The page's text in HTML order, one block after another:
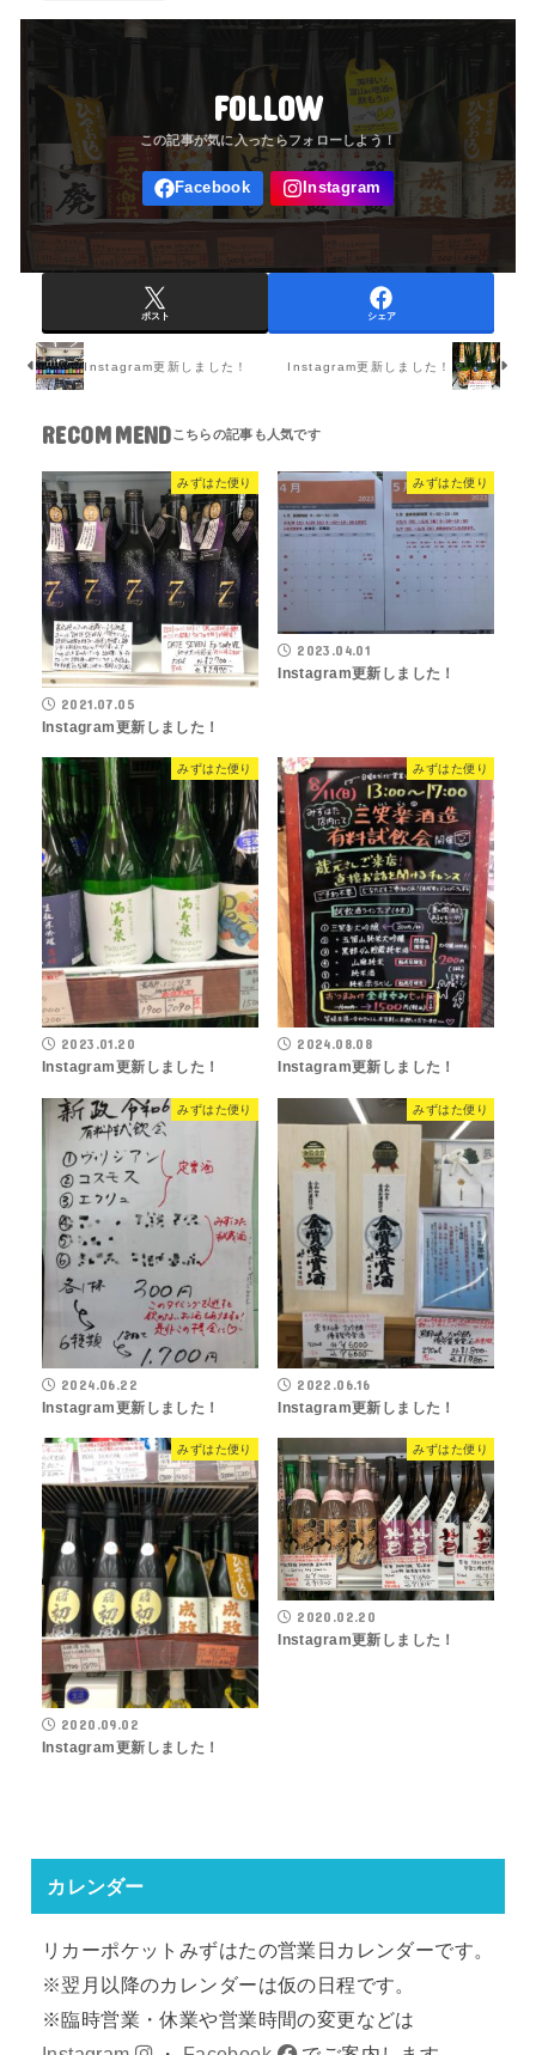
FOLLOW
ポスト シェア
Instagram更新しました！ Instagram更新しました！
RECOMMEND
みずはた便り
2021.07.05
Instagram更新しました！
みずはた便り
2023.04.01
Instagram更新しました！
みずはた便り
2023.01.20
Instagram更新しました！
みずはた便り
2024.08.08
Instagram更新しました！
みずはた便り
2024.06.22
Instagram更新しました！
みずはた便り
2022.06.16
Instagram更新しました！
みずはた便り
2020.09.02
Instagram更新しました！
みずはた便り
2020.02.20
Instagram更新しました！
カレンダー
リカーポケットみずはたの営業日カレンダーです。
※翌月以降のカレンダーは仮の日程です。
※臨時営業・休業や営業時間の変更などは